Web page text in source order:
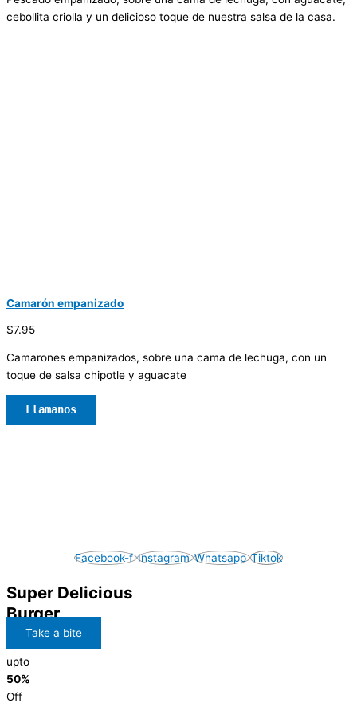
cebollita criolla y un delicioso toque de nuestra salsa de la casa.
Camarón empanizado
$7.95
Camarones empanizados, sobre una cama de lechuga, con un
toque de salsa chipotle y aguacate
Llamanos
Facebook-f Instagram Whatsapp Tiktok
Super Delicious
Burger
Take a bite
upto
50%
Off